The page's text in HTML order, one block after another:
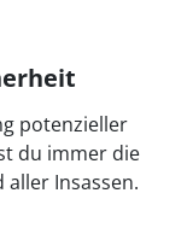
potenzieller
du immer die
aller Insassen.